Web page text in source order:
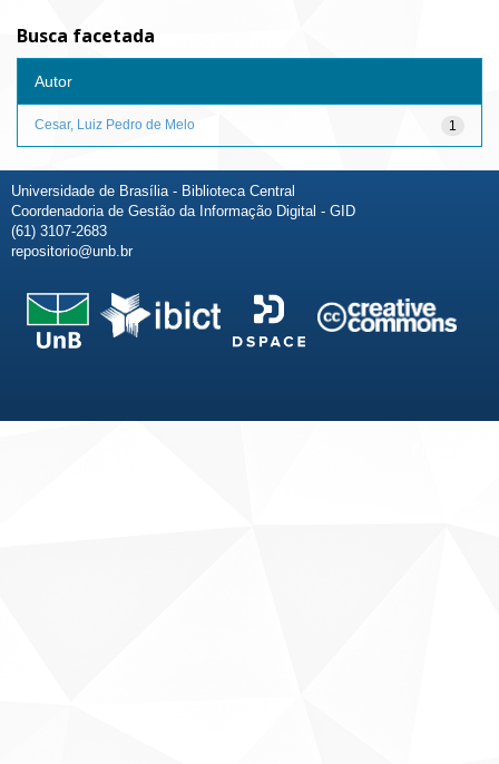
Busca facetada
Autor
1
Cesar, Luiz Pedro de Melo
Universidade de Brasília - Biblioteca Central
Coordenadoria de Gestão da Informação Digital - GID
(61) 3107-2683
repositorio@unb.br